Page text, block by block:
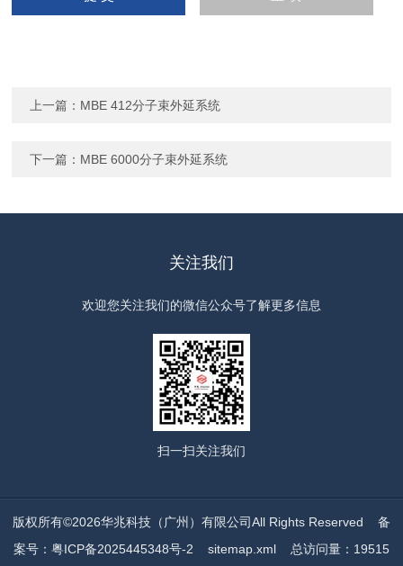
上一篇： MBE 412分子束外延系统
下一篇： MBE 6000分子束外延系统
关注我们
欢迎您关注我们的微信公众号了解更多信息
扫一扫关注我们
版权所有©2026华兆科技（广州）有限公司All Rights Reserved 备
案号：粤ICP备2025445348号-2
sitemap.xml总访问量：19515